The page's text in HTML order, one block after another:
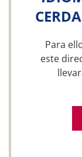
Para
este